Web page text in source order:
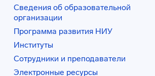
Сведения об образовательной
организации
Программа развития НИУ
Институты
Сотрудники и преподаватели
Электронные ресурсы